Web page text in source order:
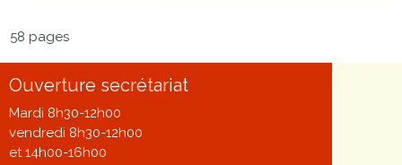
58 pages
Ouverture secrétariat
Mardi 8h30-12h00
vendredi 8h30-12h00
et 14h00-16h00